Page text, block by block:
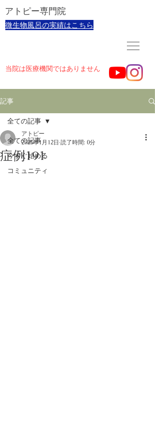
​アトピー専門院
​微生物風呂の実績はこちら
当院は医療機関ではありません
記事
全ての記事
今すぐ始める
コミュニティ
全ての記事
症例191
アトピー
2025年1月12日 読了時間: 0分